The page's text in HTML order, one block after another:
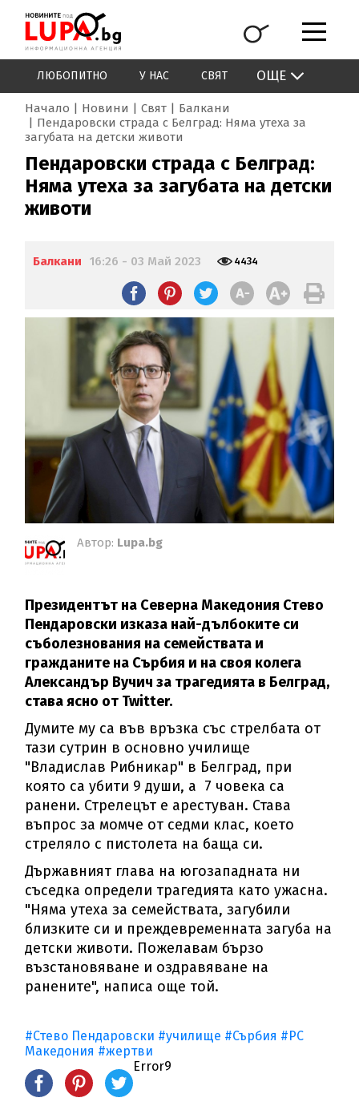
ЛЮБОПИТНО У НАС СВЯТ ОЩЕ
Начало Новини Свят
Балкани
Пендаровски страда с Белград: Няма утеха за
загубата на детски животи
Пендаровски страда с Белград:
Няма утеха за загубата на детски
животи
Балкани 16:26 - 03 Май 2023 4434
Автор: Lupa.bg
Президентът на Северна Македония Стево
Пендаровски изказа най-дълбоките си
съболезнования на семействата и
гражданите на Сърбия и на своя колега
Александър Вучич за трагедията в Белград,
става ясно от Twitter.
Думите му са във връзка със стрелбата от
тази сутрин в основно училище
"Владислав Рибникар" в Белград, при
която са убити 9 души, а 7 човека са
ранени. Стрелецът е арестуван. Става
въпрос за момче от седми клас, което
стреляло с пистолета на баща си.
Държавният глава на югозападната ни
съседка определи трагедията като ужасна.
"Няма утеха за семействата, загубили
близките си и преждевременната загуба на
детски животи. Пожелавам бързо
възстановяване и оздравяване на
ранените", написа още той.
#Стево Пендаровски #училище #Сърбия #РС
Македония #жертви
Error9